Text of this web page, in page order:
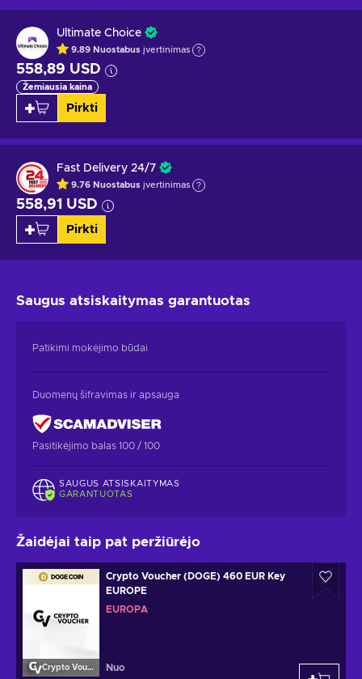
Ultimate Choice
9.89 Nuostabus įvertinimas
558,89 USD
Žemiausia kaina
Pirkti
Fast Delivery 24/7
9.76 Nuostabus įvertinimas
558,91 USD
Pirkti
Saugus atsiskaitymas garantuotas
Patikimi mokėjimo būdai
Duomenų šifravimas ir apsauga
Pasitikėjimo balas 100 / 100
SAUGUS ATSISKAITYMAS
GARANTUOTAS
Žaidėjai taip pat peržiūrėjo
Crypto Voucher
Crypto Voucher (DOGE) 460 EUR Key
EUROPE
EUROPA
Nuo